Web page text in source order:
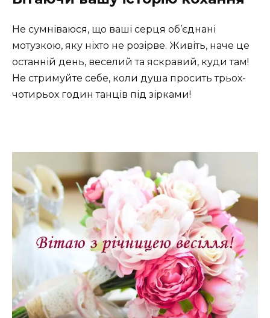
Не сумніваюся, що ваші серця об’єднані
мотузкою, яку ніхто не розірве. Живіть, наче це
останній день, веселий та яскравий, куди там!
Не стримуйте себе, коли душа просить трьох-
чотирьох годин танців під зірками!